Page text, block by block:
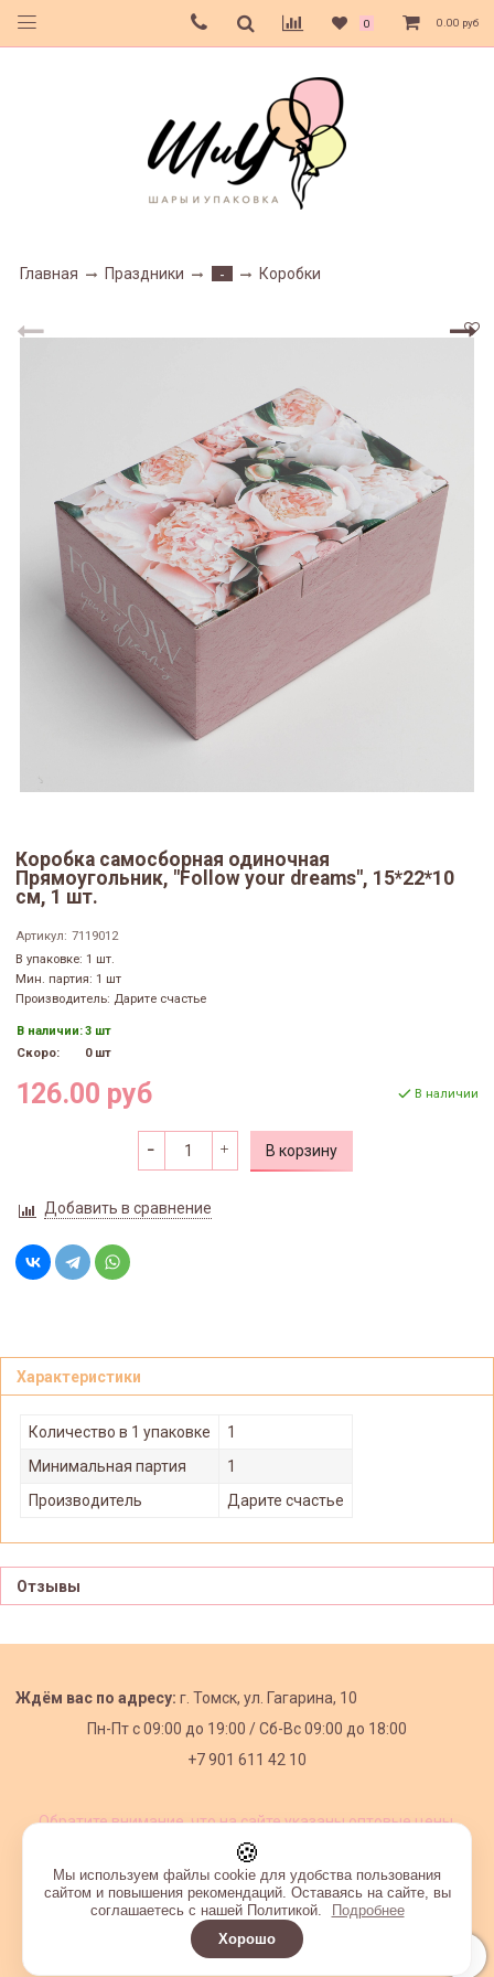
0 0.00 руб
Главная Праздники - Коробки
Коробка самосборная одиночная
Прямоугольник, "Follow your dreams", 15*22*10
см, 1 шт.
Артикул: 7119012
В упаковке: 1 шт.
Мин. партия: 1 шт
Производитель: Дарите счастье
В наличии:3 шт
Скоро:
0 шт
126.00 руб В наличии
В корзину
Добавить в сравнение
Характеристики
Количество в 1 упаковке
1
Минимальная партия
1
Производитель
Дарите счастье
Отзывы
Ждём вас по адресу: г. Томск, ул. Гагарина, 10
Пн-Пт с09:00 до 19:00 /Сб-Вс 09:00 до 18:00
+7 901 611 42 10
Обратите внимание, что на сайте указаны оптовые цены,
Интернет-магазин создан на InSales
🍪
Мы используем файлы cookie для удобства пользования
сайтом и повышения рекомендаций. Оставаясь на сайте, вы
соглашаетесь с нашей Политикой.
Подробнее
Хорошо